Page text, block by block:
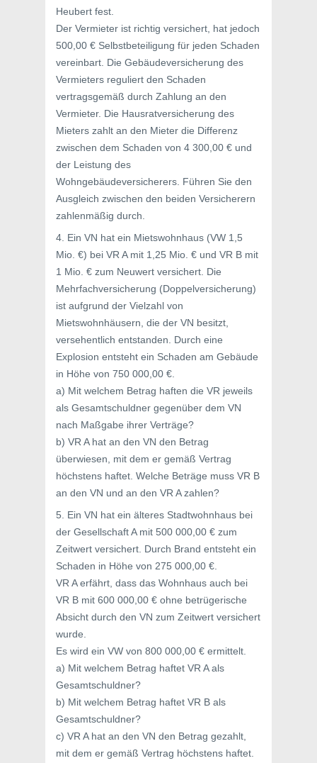
Heubert fest.
Der Vermieter ist richtig versichert, hat jedoch
500,00 € Selbstbeteiligung für jeden Schaden
vereinbart. Die Gebäudeversicherung des
Vermieters reguliert den Schaden
vertragsgemäß durch Zahlung an den
Vermieter. Die Hausratversicherung des
Mieters zahlt an den Mieter die Differenz
zwischen dem Schaden von 4 300,00 € und
der Leistung des
Wohngebäudeversicherers. Führen Sie den
Ausgleich zwischen den beiden Versicherern
zahlenmäßig durch.
4. Ein VN hat ein Mietswohnhaus (VW 1,5
Mio. €) bei VR A mit 1,25 Mio. € und VR B mit
1 Mio. € zum Neuwert versichert. Die
Mehrfachversicherung (Doppelversicherung)
ist aufgrund der Vielzahl von
Mietswohnhäusern, die der VN besitzt,
versehentlich entstanden. Durch eine
Explosion entsteht ein Schaden am Gebäude
in Höhe von 750 000,00 €.
a) Mit welchem Betrag haften die VR jeweils
als Gesamtschuldner gegenüber dem VN
nach Maßgabe ihrer Verträge?
b) VR A hat an den VN den Betrag
überwiesen, mit dem er gemäß Vertrag
höchstens haftet. Welche Beträge muss VR B
an den VN und an den VR A zahlen?
5. Ein VN hat ein älteres Stadtwohnhaus bei
der Gesellschaft A mit 500 000,00 € zum
Zeitwert versichert. Durch Brand entsteht ein
Schaden in Höhe von 275 000,00 €.
VR A erfährt, dass das Wohnhaus auch bei
VR B mit 600 000,00 € ohne betrügerische
Absicht durch den VN zum Zeitwert versichert
wurde.
Es wird ein VW von 800 000,00 € ermittelt.
a) Mit welchem Betrag haftet VR A als
Gesamtschuldner?
b) Mit welchem Betrag haftet VR B als
Gesamtschuldner?
c) VR A hat an den VN den Betrag gezahlt,
mit dem er gemäß Vertrag höchstens haftet.